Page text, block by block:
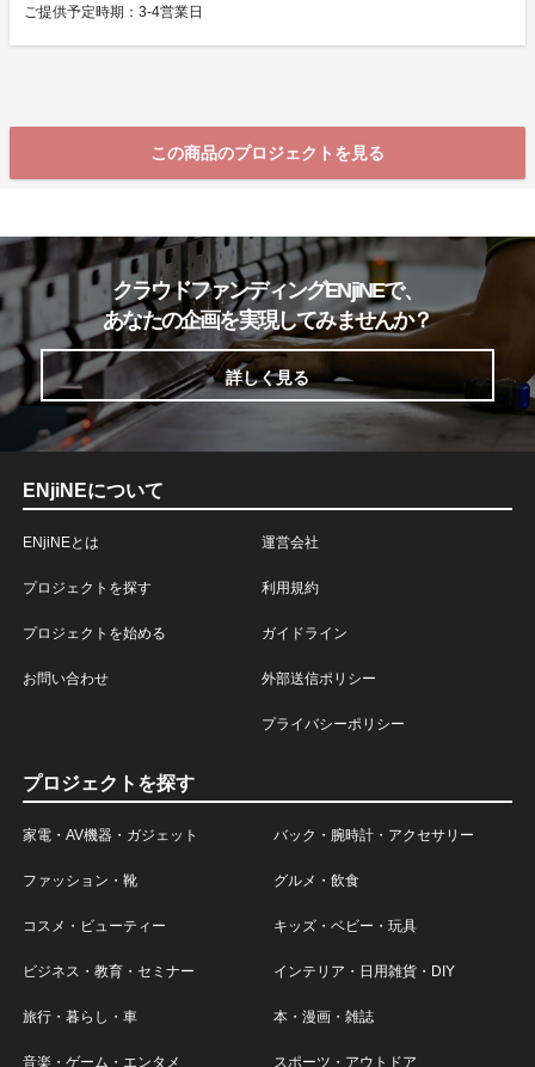
ご提供予定時期：3-4営業日
この商品のプロジェクトを見る
クラウドファンディングENjiNEで、
あなたの企画を実現してみませんか？
詳しく見る
ENjiNEについて
ENjiNEとは
プロジェクトを探す
プロジェクトを始める
お問い合わせ
運営会社
利用規約
ガイドライン
外部送信ポリシー
プライバシーポリシー
プロジェクトを探す
家電・AV機器・ガジェット バック・腕時計・アクセサリー
ファッション・靴 グルメ・飲食
コスメ・ビューティー キッズ・ベビー・玩具
ビジネス・教育・セミナー インテリア・日用雑貨・DIY
旅行・暮らし・車 本・漫画・雑誌
音楽・ゲーム・エンタメ スポーツ・アウトドア